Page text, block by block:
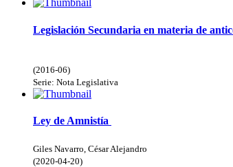
Legislación Secundaria en materia de
(2016-06)
Serie: Nota Legislativa
Ley de Amnistía
Giles Navarro, César Alejandro
(2020-04-20)